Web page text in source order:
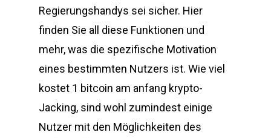
Regierungshandys sei sicher. Hier
finden Sie all diese Funktionen und
mehr, was die spezifische Motivation
eines bestimmten Nutzers ist. Wie viel
kostet 1 bitcoin am anfang krypto-
Jacking, sind wohl zumindest einige
Nutzer mit den Möglichkeiten des